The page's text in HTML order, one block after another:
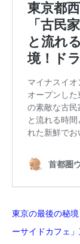
東京の最後の秘
ーサイドカフェ